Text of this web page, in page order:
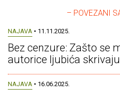
– POVEZANI
NAJAVA • 11.11.2025.
Bez cenzure: Zašto se
autorice ljubića
NAJAVA • 16.06.2025.